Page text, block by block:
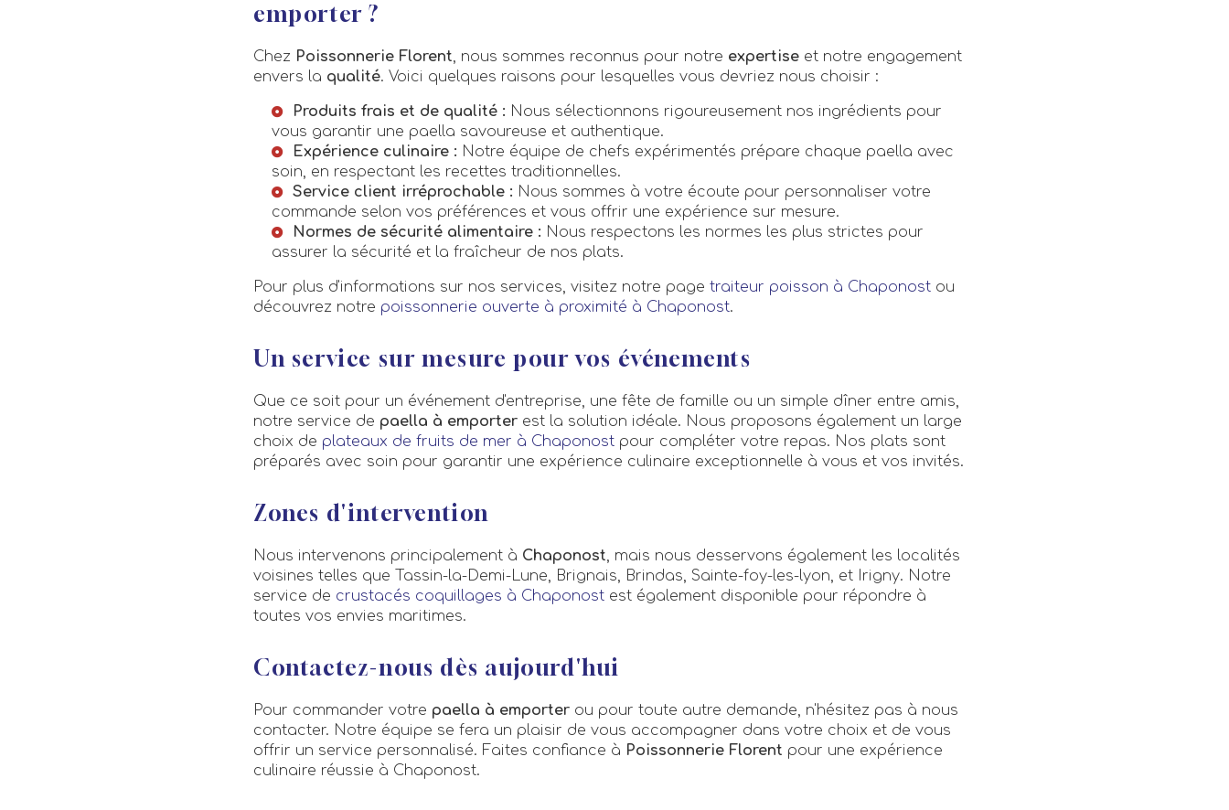
emporter ?
Chez Poissonnerie Florent, nous sommes reconnus pour notre expertise et notre engagement
envers la qualité. Voici quelques raisons pour lesquelles vous devriez nous choisir :
Produits frais et de qualité : Nous sélectionnons rigoureusement nos ingrédients pour
vous garantir une paella savoureuse et authentique.
Expérience culinaire : Notre équipe de chefs expérimentés prépare chaque paella avec
soin, en respectant les recettes traditionnelles.
Service client irréprochable : Nous sommes à votre écoute pour personnaliser votre
commande selon vos préférences et vous offrir une expérience sur mesure.
Normes de sécurité alimentaire : Nous respectons les normes les plus strictes pour
assurer la sécurité et la fraîcheur de nos plats.
Pour plus d'informations sur nos services, visitez notre page traiteur poisson à Chaponost ou
découvrez notre poissonnerie ouverte à proximité à Chaponost.
Un service sur mesure pour vos événements
Que ce soit pour un événement d'entreprise, une fête de famille ou un simple dîner entre amis,
notre service de paella à emporter est la solution idéale. Nous proposons également un large
choix de plateaux de fruits de mer à Chaponost pour compléter votre repas. Nos plats sont
préparés avec soin pour garantir une expérience culinaire exceptionnelle à vous et vos invités.
Zones d'intervention
Nous intervenons principalement à Chaponost, mais nous desservons également les localités
voisines telles que Tassin-la-Demi-Lune, Brignais, Brindas, Sainte-foy-les-lyon, et Irigny. Notre
service de crustacés coquillages à Chaponost est également disponible pour répondre à
toutes vos envies maritimes.
Contactez-nous dès aujourd'hui
Pour commander votre paella à emporter ou pour toute autre demande, n'hésitez pas à nous
contacter. Notre équipe se fera un plaisir de vous accompagner dans votre choix et de vous
offrir un service personnalisé. Faites confiance à Poissonnerie Florent pour une expérience
culinaire réussie à Chaponost.